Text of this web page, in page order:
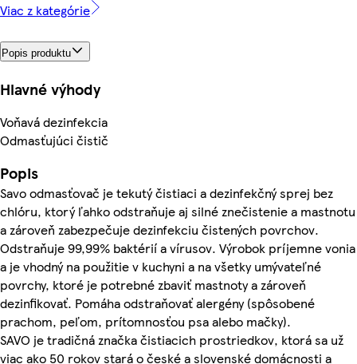
Viac z kategórie
Popis produktu
Hlavné výhody
Voňavá dezinfekcia
Odmasťujúci čistič
Popis
Savo odmasťovač je tekutý čistiaci a dezinfekčný sprej bez
chlóru, ktorý ľahko odstraňuje aj silné znečistenie a mastnotu
a zároveň zabezpečuje dezinfekciu čistených povrchov.
Odstraňuje 99,99% baktérií a vírusov. Výrobok príjemne vonia
a je vhodný na použitie v kuchyni a na všetky umývateľné
povrchy, ktoré je potrebné zbaviť mastnoty a zároveň
dezinfikovať. Pomáha odstraňovať alergény (spôsobené
prachom, peľom, prítomnosťou psa alebo mačky).
SAVO je tradičná značka čistiacich prostriedkov, ktorá sa už
viac ako 50 rokov stará o české a slovenské domácnosti a